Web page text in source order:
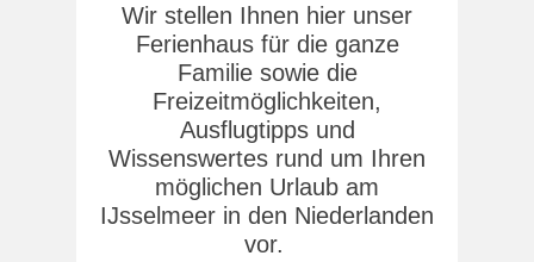
Wir stellen Ihnen hier unser
Ferienhaus für die ganze
Familie sowie die
Freizeitmöglichkeiten,
Ausflugtipps und
Wissenswertes rund um Ihren
möglichen Urlaub am
IJsselmeer in den Niederlanden
vor.